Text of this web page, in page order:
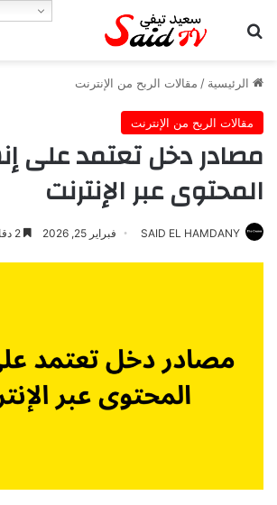
بحث عن
الرئيسية / مقالات الربح من الإنترنت
مقالات الربح من الإنترنت
مصادر دخل تعتمد على
المحتوى عبر الإنترنت
SAID EL HAMDANY فبراير 25, 2026